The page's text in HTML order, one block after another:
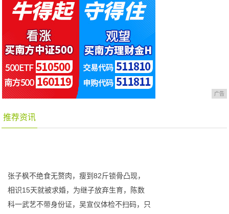
广告
推荐资讯
张子枫不绝食无赘肉，瘦到82斤锁骨凸现，
相识15天就被求婚，为继子放弃生育，陈数
科一武艺不带身份证，吴宣仪体检不扫码，只